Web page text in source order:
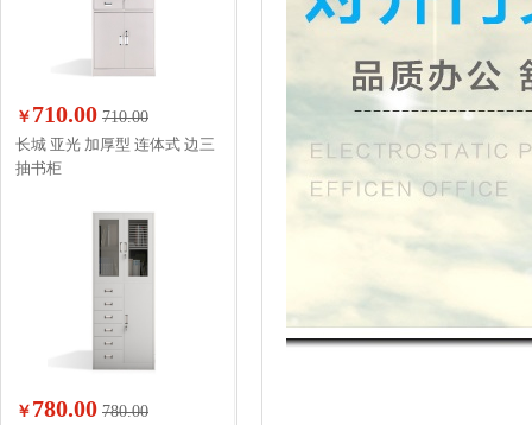
￥ 710.00 710.00
长城 亚光 加厚型 连体式 边三
抽书柜
￥ 780.00 780.00